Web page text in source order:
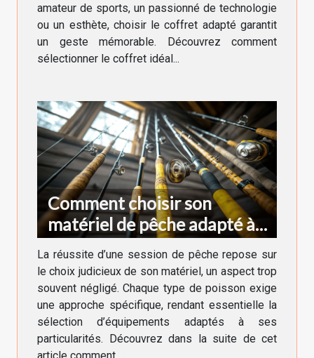
amateur de sports, un passionné de technologie
ou un esthète, choisir le coffret adapté garantit
un geste mémorable. Découvrez comment
sélectionner le coffret idéal...
Comment choisir son
matériel de pêche adapté à
chaque type de poisson
La réussite d’une session de pêche repose sur
le choix judicieux de son matériel, un aspect trop
souvent négligé. Chaque type de poisson exige
une approche spécifique, rendant essentielle la
sélection d’équipements adaptés à ses
particularités. Découvrez dans la suite de cet